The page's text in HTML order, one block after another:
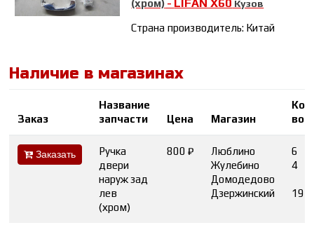
(хром) - LIFAN Х60 Кузов
Страна производитель: Китай
Наличие в магазинах
Заказ
Название
запчасти
Цена Магазин
во
Заказать
Ручка
двери
наруж зад
лев
(хром)
800 ₽
Люблино
Жулебино
Домодедово
Дзержинский
6
4
19